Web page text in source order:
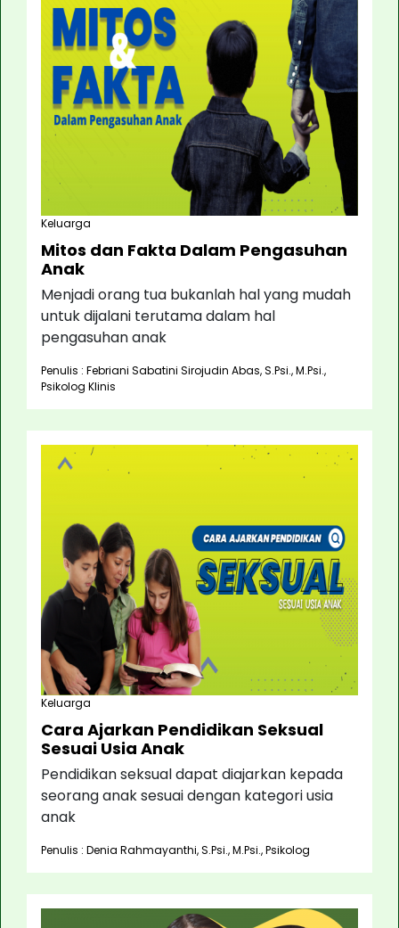
Keluarga
Mitos dan Fakta Dalam Pengasuhan
Anak
Menjadi orang tua bukanlah hal yang mudah
untuk dijalani terutama dalam hal
pengasuhan anak
Penulis : Febriani Sabatini Sirojudin Abas, S.Psi., M.Psi.,
Psikolog Klinis
Keluarga
Cara Ajarkan Pendidikan Seksual
Sesuai Usia Anak
Pendidikan seksual dapat diajarkan kepada
seorang anak sesuai dengan kategori usia
anak
Penulis : Denia Rahmayanthi, S.Psi., M.Psi., Psikolog